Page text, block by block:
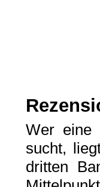
Wer eine
sucht,
dritten